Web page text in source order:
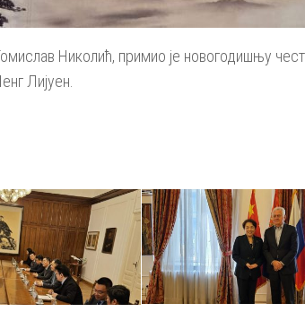
Николић, примио је новогодишњу
Лијуен.